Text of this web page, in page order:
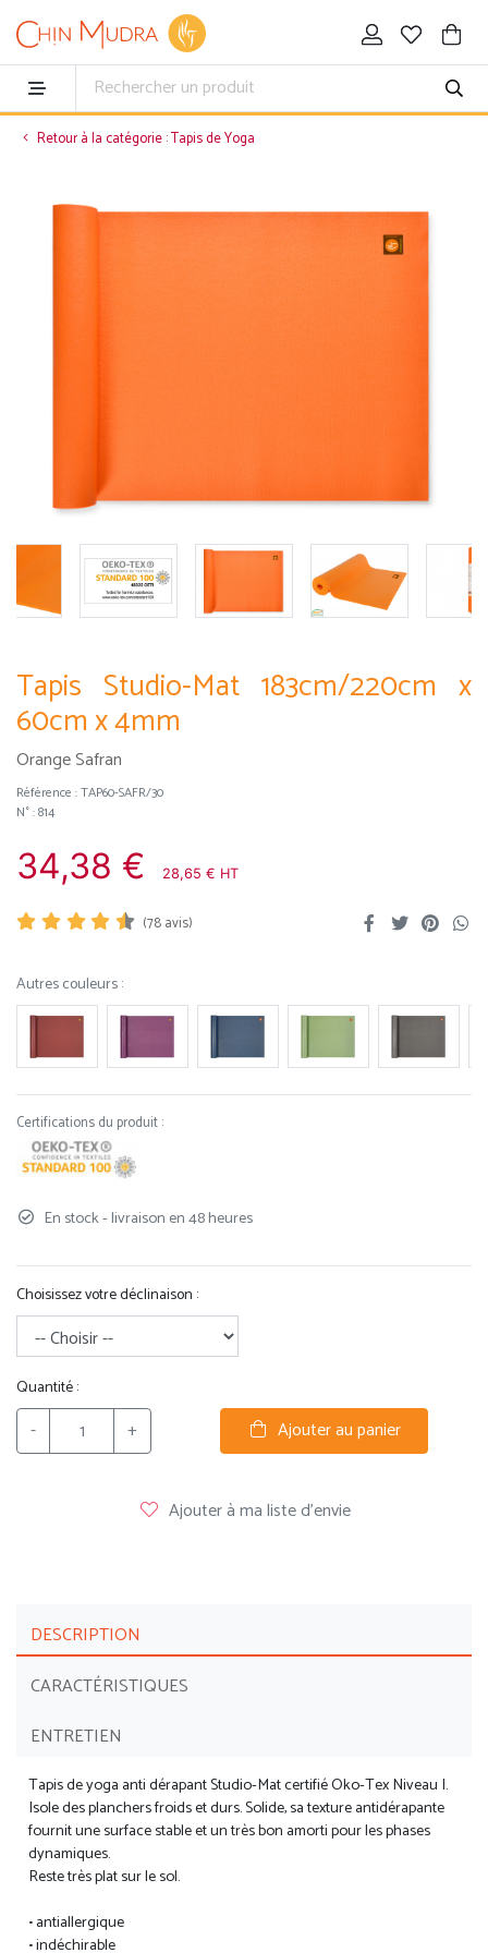
Retour à la catégorie : Tapis de Yoga
Tapis Studio-Mat 183cm/220cm x
60cm x 4mm
Orange Safran
Référence :TAP60-SAFR/30
N° : 814
34,38 € 28,65 € HT
(78avis)
Autres couleurs :
En stock - livraison en 48 heures
Certifications du produit :
Choisissez votre déclinaison :
Quantité :
- + Ajouter au panier
Ajouter à ma liste d'envie
DESCRIPTION
CARACTÉRISTIQUES
ENTRETIEN
Tapis de yoga anti dérapant Studio-Mat certifié Oko-Tex Niveau I.
Isole des planchers froids et durs. Solide, sa texture antidérapante
fournit une surface stable et un très bon amorti pour les phases
dynamiques.
Reste très plat sur le sol.
• antiallergique
• indéchirable